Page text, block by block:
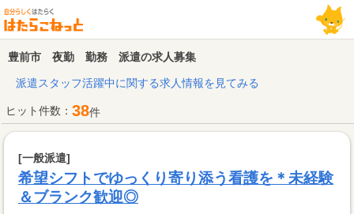
豊前市 夜勤 勤務 派遣の求人募集
派遣スタッフ活躍中に関する求人情報を見てみる
ヒット件数： 38件
[一般派遣]
希望シフトでゆっくり寄り添う看護を＊未経験
＆ブランク歓迎◎